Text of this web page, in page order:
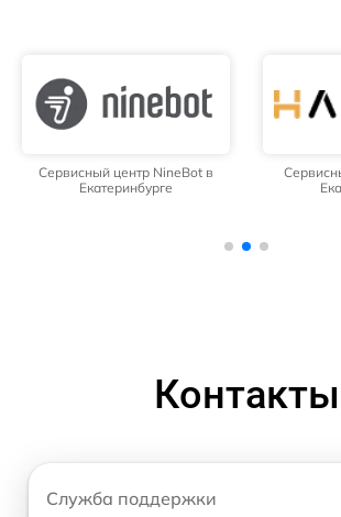
Сервисный центр NineBot в
Екатеринбурге
Контакты
Служба поддержки